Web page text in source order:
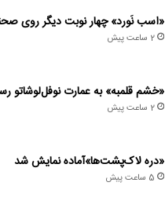
«اسب نَورد» چهار نوبت دیگر روی
2 ساعت پیش
«خشم قلمبه» به عمارت نوفل‌لوشاتو
2 ساعت پیش
«دره لاک‌پشت‌ها»آماده نمایش شد
5 ساعت پیش